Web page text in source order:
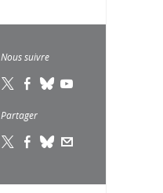
Nous suivre
Partager